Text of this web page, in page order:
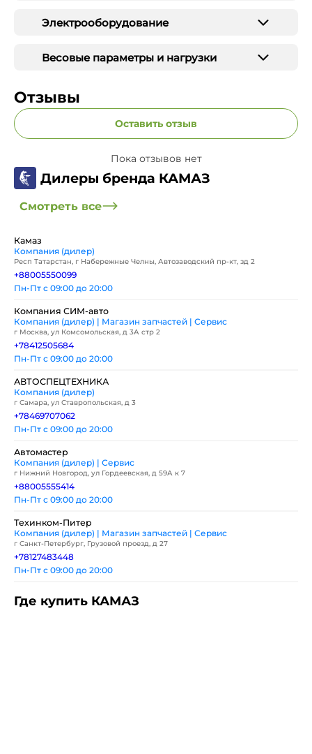
Электрооборудование
Весовые параметры и нагрузки
Отзывы
Оставить отзыв
Пока отзывов нет
Дилеры бренда КАМАЗ
Смотреть все
Камаз
Компания (дилер)
Респ Татарстан, г Набережные Челны, Автозаводский пр-кт, зд 2
+88005550099
Пн-Пт с 09:00 до 20:00
Компания СИМ-авто
Компания (дилер) | Магазин запчастей | Сервис
г Москва, ул Комсомольская, д 3А стр 2
+78412505684
Пн-Пт с 09:00 до 20:00
АВТОСПЕЦТЕХНИКА
Компания (дилер)
г Самара, ул Ставропольская, д 3
+78469707062
Пн-Пт с 09:00 до 20:00
Автомастер
Компания (дилер) | Сервис
г Нижний Новгород, ул Гордеевская, д 59А к 7
+88005555414
Пн-Пт с 09:00 до 20:00
Техинком-Питер
Компания (дилер) | Магазин запчастей | Сервис
г Санкт-Петербург, Грузовой проезд, д 27
+78127483448
Пн-Пт с 09:00 до 20:00
Где купить КАМАЗ